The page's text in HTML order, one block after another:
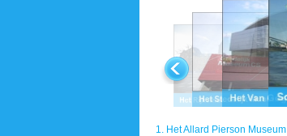
1. Het Allard Pierson Museum